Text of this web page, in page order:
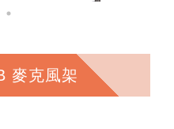
麥克風架